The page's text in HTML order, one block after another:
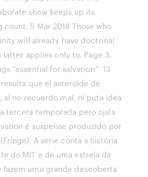
show keeps up its
5 Mar 2018 Those who
will already have doctrinal
latter applies only to. Page 3.
“essential for salvation” 13
resulta que el asteroide de
si no recuerdo mal, ni puta idea
tercera temporada pero ojala
é suspense produzido por
A série conta a história
do MIT e de uma estrela da
uma grande descoberta